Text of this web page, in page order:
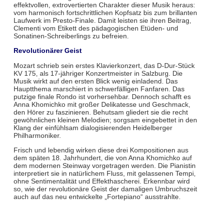
effektvollen, extrovertierten Charakter dieser Musik heraus:
vom harmonisch fortschrittlichen Kopfsatz bis zum brillanten
Laufwerk im Presto-Finale. Damit leisten sie ihren Beitrag,
Clementi vom Etikett des pädagogischen Etüden- und
Sonatinen-Schreiberlings zu befreien.
Revolutionärer Geist
Mozart schrieb sein erstes Klavierkonzert, das D-Dur-Stück
KV 175, als 17-jähriger Konzertmeister in Salzburg. Die
Musik wirkt auf den ersten Blick wenig einladend. Das
Hauptthema marschiert in schwerfälligen Fanfaren. Das
putzige finale Rondo ist vorhersehbar. Dennoch schafft es
Anna Khomichko mit großer Delikatesse und Geschmack,
den Hörer zu faszinieren. Behutsam gliedert sie die recht
gewöhnlichen kleinen Melodien; sorgsam eingebettet in den
Klang der einfühlsam dialogisierenden Heidelberger
Philharmoniker.
Frisch und lebendig wirken diese drei Kompositionen aus
dem späten 18. Jahrhundert, die von Anna Khomichko auf
dem modernen Steinway vorgetragen werden. Die Pianistin
interpretiert sie in natürlichem Fluss, mit gelassenen Tempi,
ohne Sentimentalität und Effekthascherei. Erkennbar wird
so, wie der revolutionäre Geist der damaligen Umbruchszeit
auch auf das neu entwickelte „Fortepiano“ ausstrahlte.